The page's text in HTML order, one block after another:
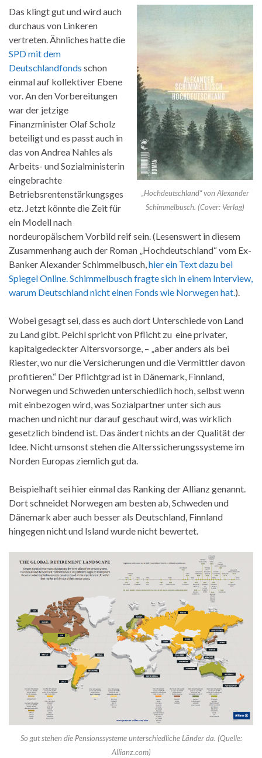
„Hochdeutschland“ von Alexander
Schimmelbusch. (Cover: Verlag)
Das klingt gut und wird auch
durchaus von Linkeren
vertreten. Ähnliches hatte die
SPD mit dem
Deutschlandfonds schon
einmal auf kollektiver Ebene
vor. An den Vorbereitungen
war der jetzige
Finanzminister Olaf Scholz
beteiligt und es passt auch in
das von Andrea Nahles als
Arbeits- und Sozialministerin
eingebrachte
Betriebsrentenstärkungsges
etz. Jetzt könnte die Zeit für
ein Modell nach
nordeuropäischem Vorbild reif sein. (Lesenswert in diesem
Zusammenhang auch der Roman „Hochdeutschland“ vom Ex-
Banker Alexander Schimmelbusch,hier ein Text dazu bei
Spiegel Online. Schimmelbusch fragte sich in einem Interview,
warum Deutschland nicht einen Fonds wie Norwegen hat.).
Wobei gesagt sei, dass es auch dort Unterschiede von Land
zu Land gibt. Peichl spricht von Pflicht zu eine privater,
kapitalgedeckter Altersvorsorge, – „aber anders als bei
Riester, wo nur die Versicherungen und die Vermittler davon
profitieren.“ Der Pflichtgrad ist in Dänemark, Finnland,
Norwegen und Schweden unterschiedlich hoch, selbst wenn
mit einbezogen wird, was Sozialpartner unter sich aus
machen und nicht nur darauf geschaut wird, was wirklich
gesetzlich bindend ist. Das ändert nichts an der Qualität der
Idee. Nicht umsonst stehen die Alterssicherungssysteme im
Norden Europas ziemlich gut da.
Beispielhaft sei hier einmal das Ranking der Allianz genannt.
Dort schneidet Norwegen am besten ab, Schweden und
Dänemark aber auch besser als Deutschland, Finnland
hingegen nicht und Island wurde nicht bewertet.
So gut stehen die Pensionssysteme unterschiedliche Länder da. (Quelle:
Allianz.com)